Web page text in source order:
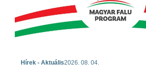
Hírek - Aktuális2026. 08. 04.